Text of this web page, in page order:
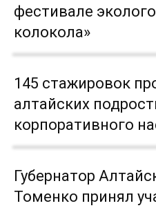
фестивале
колокола»
145 стажировок
алтайских
корпоративного
Губернатор
Томенко принял